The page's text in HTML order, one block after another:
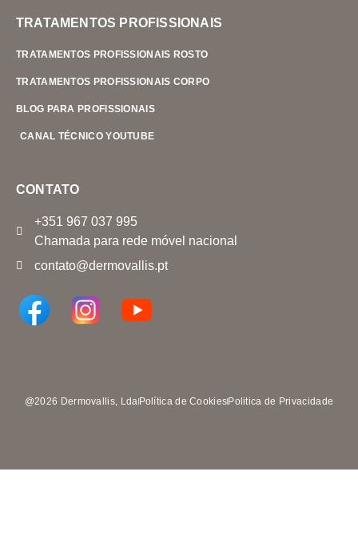
TRATAMENTOS PROFISSIONAIS
TRATAMENTOS PROFISSIONAIS ROSTO
TRATAMENTOS PROFISSIONAIS CORPO
BLOG PARA PROFISSIONAIS
CANAL TÉCNICO YOUTUBE
CONTATO
+351 967 037 995
Chamada para rede móvel nacional
contato@dermovallis.pt
@2026 Dermovallis, LdaPolítica de CookiesPolitica de Privacidade